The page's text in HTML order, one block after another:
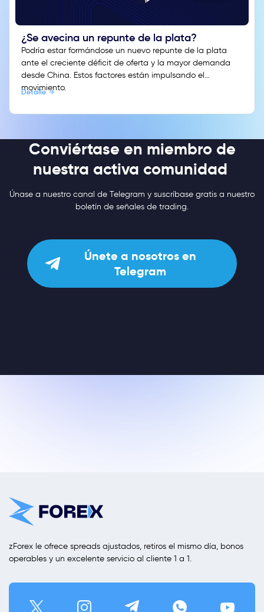
¿Se avecina un repunte de la plata?
Podría estar formándose un nuevo repunte de la plata
ante el creciente déficit de oferta y la mayor demanda
desde China. Estos factores están impulsando el
movimiento.
Detalle
Conviértase en miembro de
nuestra activa comunidad
Únase a nuestro canal de Telegram y suscríbase gratis a nuestro
boletín de señales de trading.
Únete a nosotros en
Telegram
zForex le ofrece spreads ajustados, retiros el mismo día, bonos
operables y un excelente servicio al cliente 1 a 1.